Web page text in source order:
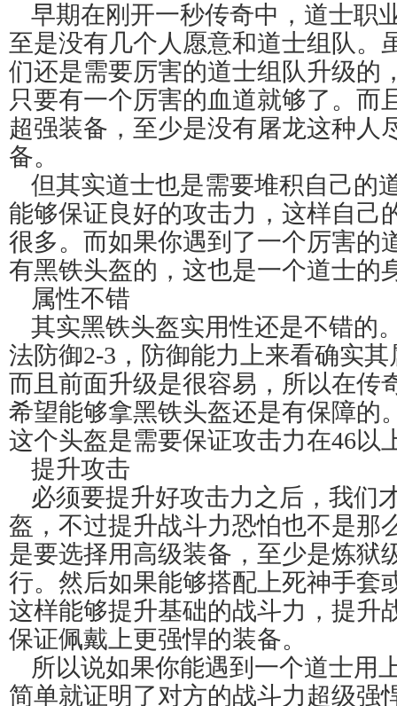
早期在刚开一秒传奇中，道士职
至是没有几个人愿意和道士组队。
们还是需要厉害的道士组队升级的
只要有一个厉害的血道就够了。而
超强装备，至少是没有屠龙这种人
备。
但其实道士也是需要堆积自己的
能够保证良好的攻击力，这样自己
很多。而如果你遇到了一个厉害的
有黑铁头盔的，这也是一个道士的
属性不错
其实黑铁头盔实用性还是不错的
法防御2-3，防御能力上来看确实
而且前面升级是很容易，所以在传
希望能够拿黑铁头盔还是有保障的
这个头盔是需要保证攻击力在46以
提升攻击
必须要提升好攻击力之后，我们
盔，不过提升战斗力恐怕也不是那
是要选择用高级装备，至少是炼狱
行。然后如果能够搭配上死神手套
这样能够提升基础的战斗力，提升
保证佩戴上更强悍的装备。
所以说如果你能遇到一个道士用
简单就证明了对方的战斗力超级强